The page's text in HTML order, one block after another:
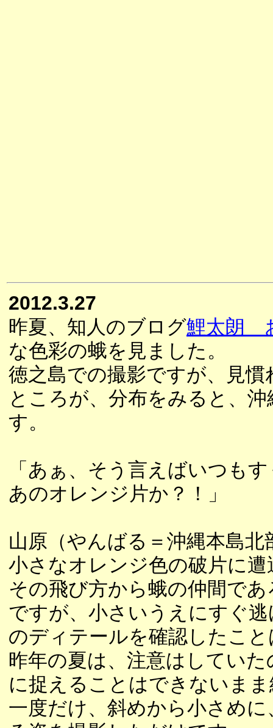
2012.3.27
昨夏、知人のブログ鯉太朗
な色彩の蛾を見ました。
徳之島での撮影ですが、見慣
ところが、分布をみると、
す。
「あぁ、そう言えばいつも
あのオレンジ片か？！」
山原（やんばる＝沖縄本島
小さなオレンジ色の破片に
その飛び方から蛾の仲間で
ですが、小さいうえにすぐ
のディテールを確認したこ
昨年の夏は、注意はしてい
に捉えることはできないま
一度だけ、斜めから小さめ